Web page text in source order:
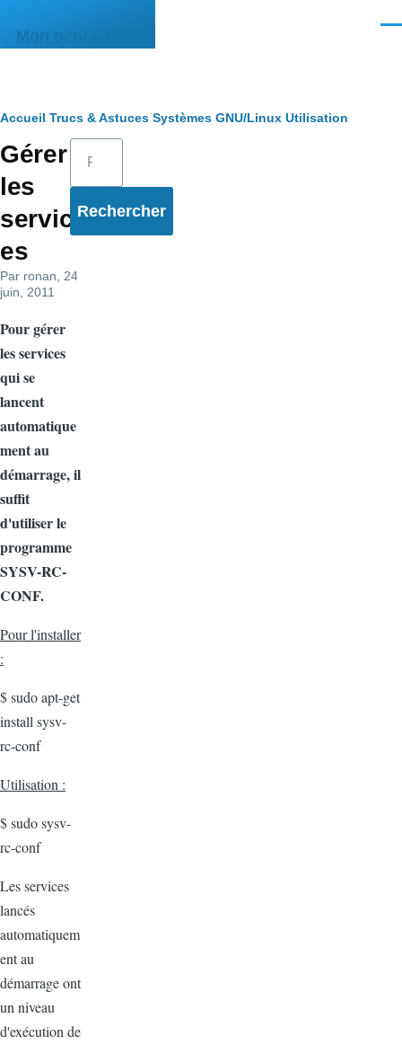
Mon pense-bête
Fil
d'Ariane
Accueil Trucs & Astuces Systèmes GNU/Linux Utilisation
Gérer
les
servic
es
Par ronan , 24
juin, 2011
Pour gérer
les services
qui se
lancent
automatique
ment au
démarrage, il
suffit
d'utiliser le
programme
SYSV-RC-
CONF.
Pour l'installer
:
$ sudo apt-get
install sysv-
rc-conf
Utilisation :
$ sudo sysv-
rc-conf
Les services
lancés
automatiquem
ent au
démarrage ont
un niveau
d'exécution de